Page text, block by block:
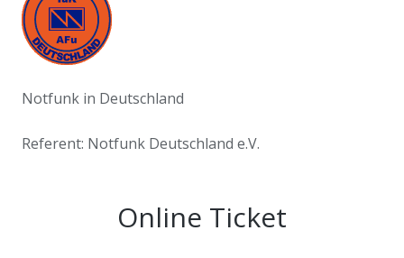
Notfunk in Deutschland
Referent: Notfunk Deutschland e.V.
Online Ticket